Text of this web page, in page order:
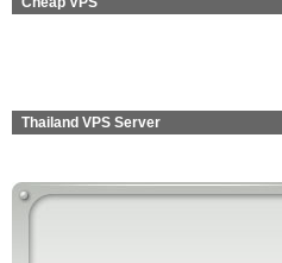
Thailand VPS Server